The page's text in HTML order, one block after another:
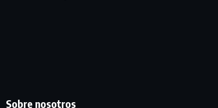
Sobre nosotros